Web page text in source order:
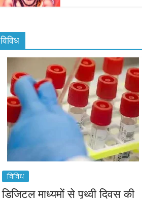
विविध
विविध
डिजिटल माध्यमों से पृथ्वी दिवस की